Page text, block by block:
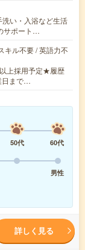
い・入浴など生活
サポート…
キル不要 / 英語力不
上採用予定★履歴
日まで…
50代
60代
男性
詳しく見る